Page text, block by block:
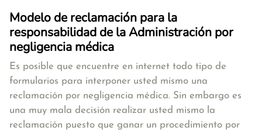
Modelo de reclamación para la
responsabilidad de la Administración por
negligencia médica
Es posible que encuentre en internet todo tipo de
formularios para interponer usted mismo una
reclamación por negligencia médica. Sin embargo es
una muy mala decisión realizar usted mismo la
reclamación puesto que ganar un procedimiento por